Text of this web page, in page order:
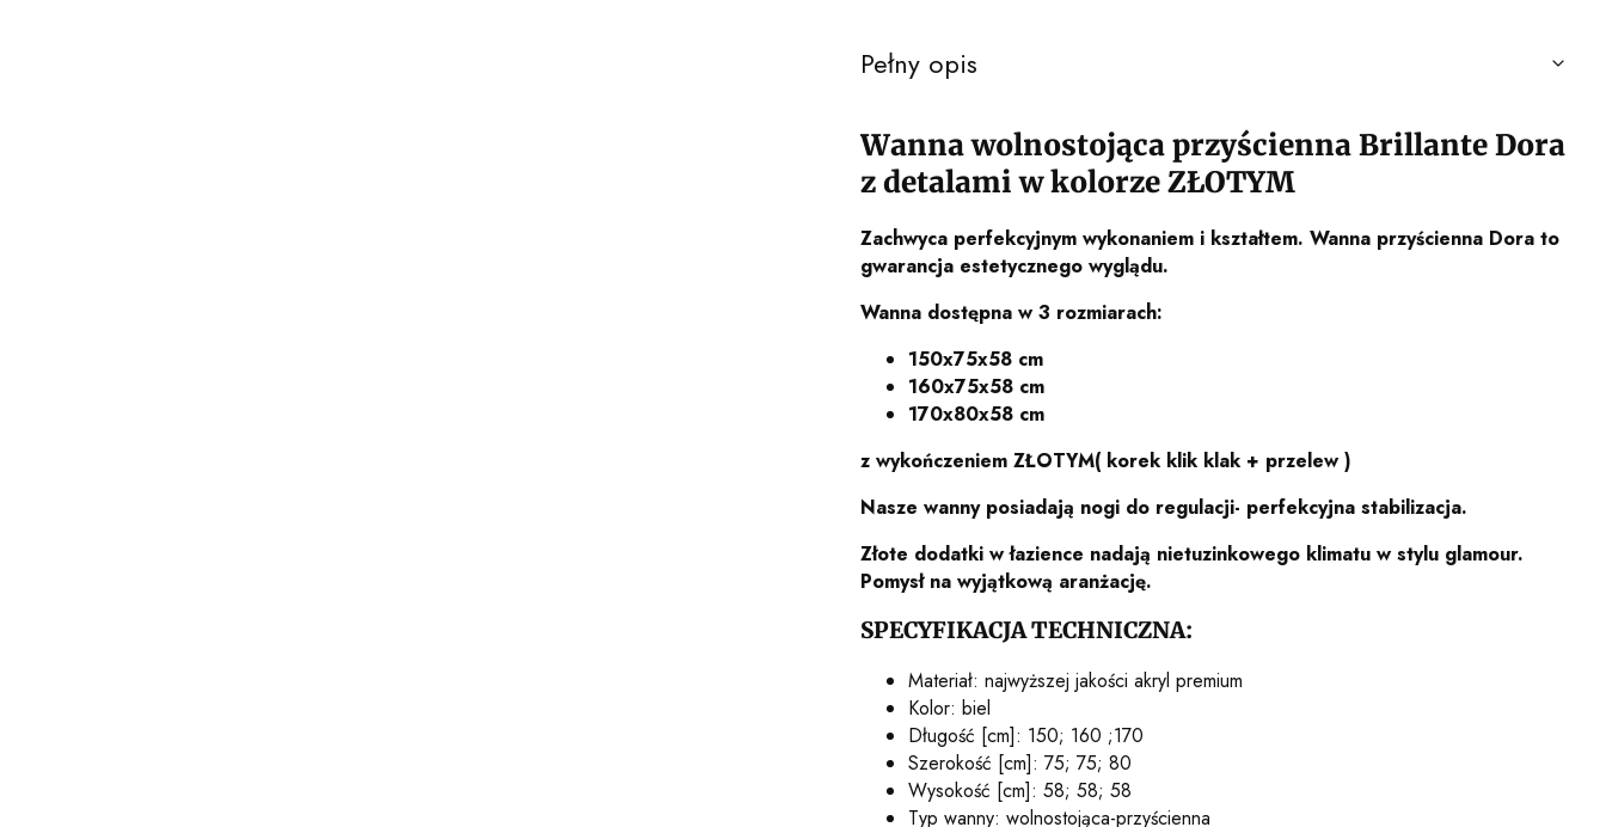
Pełny opis
Wanna wolnostojąca przyścienna Brillante Dora
z detalami w kolorze ZŁOTYM
Zachwyca perfekcyjnym wykonaniem i kształtem. Wanna przyścienna Dora to
gwarancja estetycznego wyglądu.
Wanna dostępna w 3 rozmiarach:
150x75x58 cm
160x75x58 cm
170x80x58 cm
z wykończeniem ZŁOTYM( korek klik klak + przelew )
Nasze wanny posiadają nogi do regulacji- perfekcyjna stabilizacja.
Złote dodatki w łazience nadają nietuzinkowego klimatu w stylu glamour.
Pomysł na wyjątkową aranżację.
SPECYFIKACJA TECHNICZNA:
Materiał: najwyższej jakości akryl premium
Kolor: biel
Długość [cm]: 150; 160 ;170
Szerokość [cm]: 75; 75; 80
Wysokość [cm]: 58; 58; 58
Typ wanny: wolnostojąca-przyścienna